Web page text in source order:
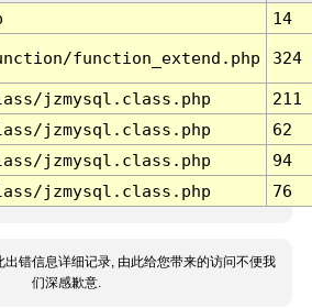
14
function_extend.php 324
jzmysql.class.php
211
jzmysql.class.php
62
jzmysql.class.php
94
jzmysql.class.php 76
出错信息详细记录, 由此给您带来的访问不便我
们深感歉意.